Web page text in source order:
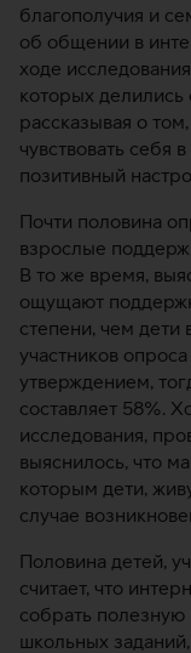
благополучия и
об общении в
ходе
которых
рассказывая о
чувствовать себя
позитивный
Почти половина
взрослые
В то же время,
ощущают
степени, чем дети
участников
утверждением,
составляет 58%.
исследования,
выяснилось, что
которым дети,
случае
Половина детей,
считает, что
собрать
школьных